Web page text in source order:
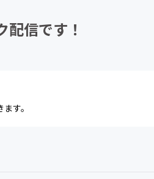
信です！
す。